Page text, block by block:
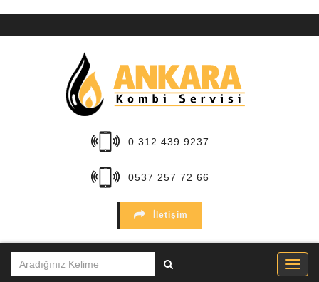
0.312.439 9237
0537 257 72 66
İletişim
KURUMSAL